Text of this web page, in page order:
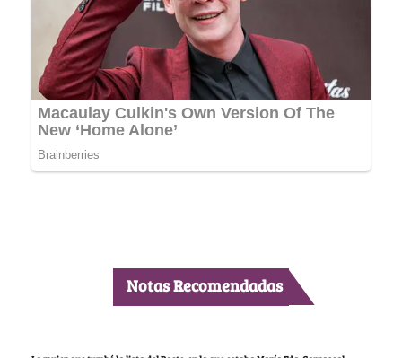
Notas Recomendadas